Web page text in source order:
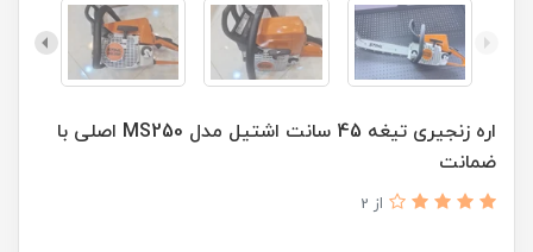
اره زنجیری تیغه 45 سانت اشتیل مدل MS250 اصلی با
ضمانت
از 2